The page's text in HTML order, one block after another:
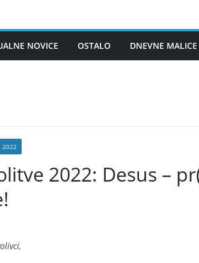
NOVICE OSTALO DNEVNE MALICE
2022
2022: Desus –